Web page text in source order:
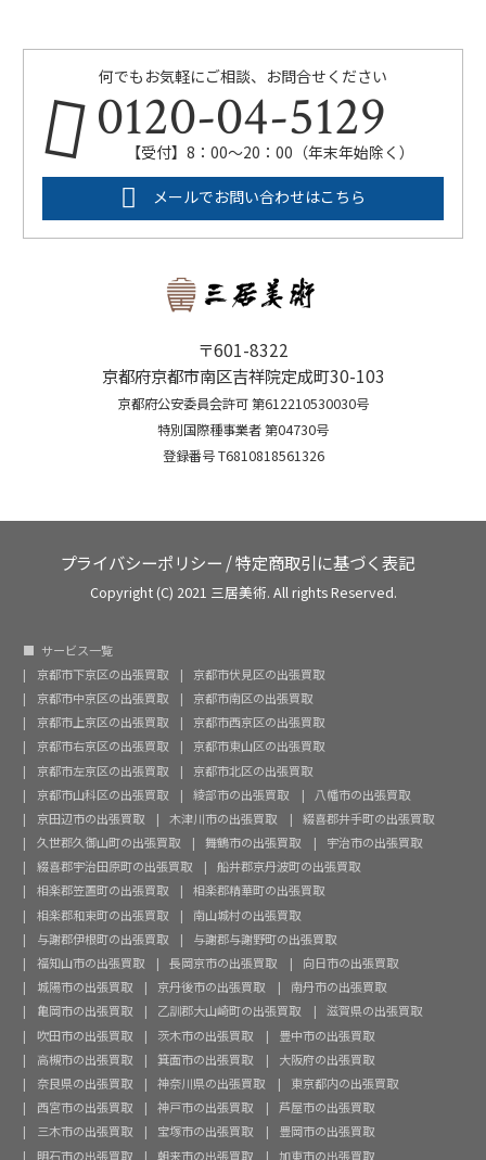
何でもお気軽にご相談、お問合せください
0120-04-5129
【受付】8：00～20：00（年末年始除く）
メールでお問い合わせはこちら
〒601-8322
京都府京都市南区吉祥院定成町30-103
京都府公安委員会許可 第612210530030号
特別国際種事業者 第04730号
登録番号 T6810818561326
プライバシーポリシー /特定商取引に基づく表記
Copyright (C) 2021 三居美術. All rights Reserved.
サービス一覧
京都市下京区の出張買取
京都市伏見区の出張買取
京都市中京区の出張買取
京都市南区の出張買取
京都市上京区の出張買取
京都市西京区の出張買取
京都市右京区の出張買取
京都市東山区の出張買取
京都市左京区の出張買取
京都市北区の出張買取
京都市山科区の出張買取
綾部市の出張買取
八幡市の出張買取
京田辺市の出張買取
木津川市の出張買取
綴喜郡井手町の出張買取
久世郡久御山町の出張買取
舞鶴市の出張買取
宇治市の出張買取
綴喜郡宇治田原町の出張買取
船井郡京丹波町の出張買取
相楽郡笠置町の出張買取
相楽郡精華町の出張買取
相楽郡和束町の出張買取
南山城村の出張買取
与謝郡伊根町の出張買取
与謝郡与謝野町の出張買取
福知山市の出張買取
長岡京市の出張買取
向日市の出張買取
城陽市の出張買取
京丹後市の出張買取
南丹市の出張買取
亀岡市の出張買取
乙訓郡大山崎町の出張買取
滋賀県の出張買取
吹田市の出張買取
茨木市の出張買取
豊中市の出張買取
高槻市の出張買取
箕面市の出張買取
大阪府の出張買取
奈良県の出張買取
神奈川県の出張買取
東京都内の出張買取
西宮市の出張買取
神戸市の出張買取
芦屋市の出張買取
三木市の出張買取
宝塚市の出張買取
豊岡市の出張買取
明石市の出張買取
朝来市の出張買取 加東市の出張買取